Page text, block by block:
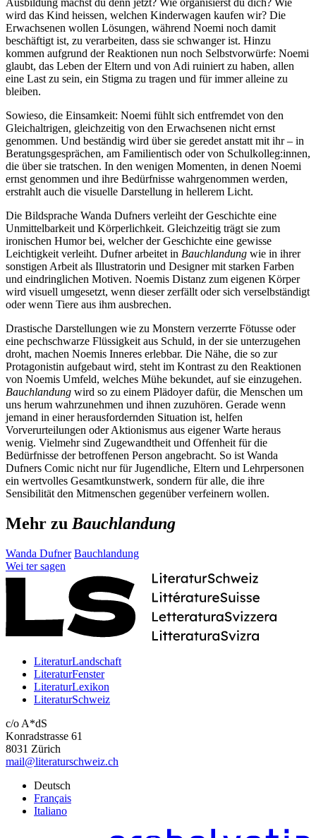
wird das Kind heissen, welchen Kinderwagen kaufen wir? Die
Erwachsenen wollen Lösungen, während Noemi noch damit
beschäftigt ist, zu verarbeiten, dass sie schwanger ist. Hinzu
kommen aufgrund der Reaktionen nun noch Selbstvorwürfe: Noemi
glaubt, das Leben der Eltern und von Adi ruiniert zu haben, allen
eine Last zu sein, ein Stigma zu tragen und für immer alleine zu
bleiben.
Sowieso, die Einsamkeit: Noemi fühlt sich entfremdet von den
Gleichaltrigen, gleichzeitig von den Erwachsenen nicht ernst
genommen. Und beständig wird über sie geredet anstatt mit ihr – in
Beratungsgesprächen, am Familientisch oder von Schulkolleg:innen,
die über sie tratschen. In den wenigen Momenten, in denen Noemi
ernst genommen und ihre Bedürfnisse wahrgenommen werden,
erstrahlt auch die visuelle Darstellung in hellerem Licht.
Die Bildsprache Wanda Dufners verleiht der Geschichte eine
Unmittelbarkeit und Körperlichkeit. Gleichzeitig trägt sie zum
ironischen Humor bei, welcher der Geschichte eine gewisse
Leichtigkeit verleiht. Dufner arbeitet in Bauchlandung wie in ihrer
sonstigen Arbeit als Illustratorin und Designer mit starken Farben
und eindringlichen Motiven. Noemis Distanz zum eigenen Körper
wird visuell umgesetzt, wenn dieser zerfällt oder sich verselbständigt
oder wenn Tiere aus ihm ausbrechen.
Drastische Darstellungen wie zu Monstern verzerrte Fötusse oder
eine pechschwarze Flüssigkeit aus Schuld, in der sie unterzugehen
droht, machen Noemis Inneres erlebbar. Die Nähe, die so zur
Protagonistin aufgebaut wird, steht im Kontrast zu den Reaktionen
von Noemis Umfeld, welches Mühe bekundet, auf sie einzugehen.
Bauchlandung wird so zu einem Plädoyer dafür, die Menschen um
uns herum wahrzunehmen und ihnen zuzuhören. Gerade wenn
jemand in einer herausfordernden Situation ist, helfen
Vorverurteilungen oder Aktionismus aus eigener Warte heraus
wenig. Vielmehr sind Zugewandtheit und Offenheit für die
Bedürfnisse der betroffenen Person angebracht. So ist Wanda
Dufners Comic nicht nur für Jugendliche, Eltern und Lehrpersonen
ein wertvolles Gesamtkunstwerk, sondern für alle, die ihre
Sensibilität den Mitmenschen gegenüber verfeinern wollen.
Mehr zu Bauchlandung
Wanda Dufner Bauchlandung
Wei ter sagen
LiteraturLandschaft
LiteraturFenster
LiteraturLexikon
LiteraturSchweiz
c/o A*dS
Konradstrasse 61
8031 Zürich
mail@literaturschweiz.ch
Deutsch
Français
Italiano